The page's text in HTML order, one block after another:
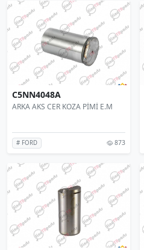
C5NN4048A
ARKA AKS CER KOZA PİMİ E.M
# FORD 873